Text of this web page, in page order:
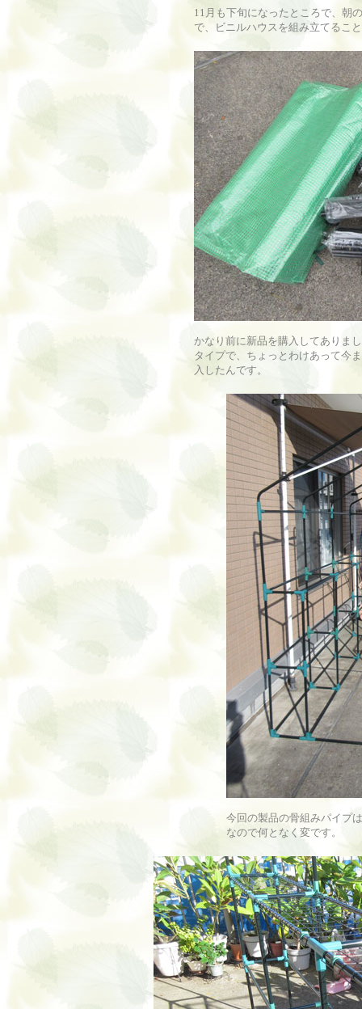
11月も下旬になったところで、朝
で、ビニルハウスを組み立てるこ
かなり前に新品を購入してありま
タイプで、ちょっとわけあって今
入したんです。
今回の製品の骨組みパイプ
なので何となく変です。